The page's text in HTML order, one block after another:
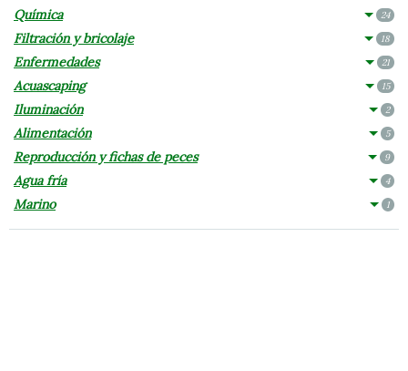
Química 24
Filtración y bricolaje 18
Enfermedades 21
Acuascaping 15
Iluminación 2
Alimentación 5
Reproducción y fichas de peces 9
Agua fría 4
Marino 1